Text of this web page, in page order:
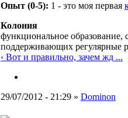
Опыт (0-5): 1 - это моя первая
Колония
функциональное образование,
поддерживающих регулярные
‹ Вот и правильно, зачем жд ...
29/07/2012 - 21:29 » Dominon